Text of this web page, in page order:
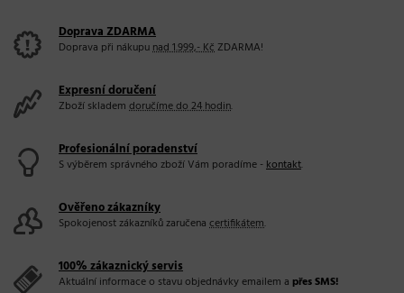
Doprava ZDARMA
Doprava při nákupunad 1.999,- KčZDARMA!
Expresní doručení
Zboží skladem doručíme do 24 hodin.
Profesionální poradenství
S výběrem správného zboží Vám poradíme -kontakt.
Ověřeno zákazníky
Spokojenost zákazníků zaručena certifikátem.
100% zákaznický servis
Aktuální informace o stavu objednávky emailem a přes SMS!